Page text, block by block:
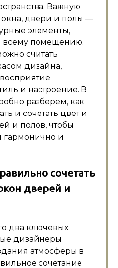
Важную
окна, двери и полы —
элементы,
всему помещению.
считать
дизайна,
и настроение. В
разберем, как
и сочетать цвет и
и полов, чтобы
гармонично и
сочетать
дверей и
два ключевых
дизайнеры
атмосферы в
сочетание